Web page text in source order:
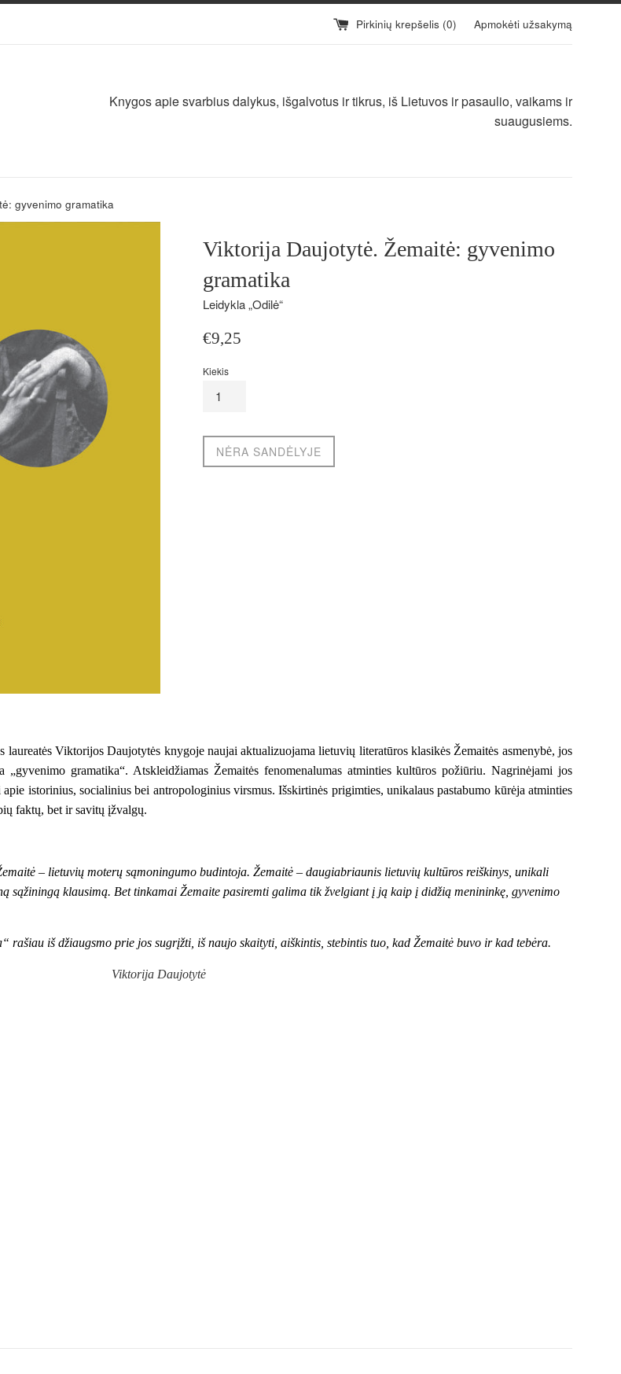
Pirkinių krepšelis (0) Apmokėti užsakymą
Knygos apie svarbius dalykus, išgalvotus ir tikrus, iš Lietuvos ir pasaulio, vaikams ir
suaugusiems.
gyvenimo gramatika
Viktorija Daujotytė. Žemaitė: gyvenimo
gramatika
Leidykla „Odilė“
Įprasta
€9,25
Kiekis
NĖRA SANDĖLYJE
laureatės Viktorijos Daujotytės knygoje naujai aktualizuojama lietuvių literatūros klasikės Žemaitės asmenybė, jos
„gyvenimo gramatika“. Atskleidžiamas Žemaitės fenomenalumas atminties kultūros požiūriu. Nagrinėjami jos
istorinius, socialinius bei antropologinius virsmus. Išskirtinės prigimties, unikalaus pastabumo kūrėja atminties
faktų, bet ir savitų įžvalgų.
– lietuvių moterų sąmoningumo budintoja. Žemaitė – daugiabriaunis lietuvių kultūros reiškinys, unikali
sąžiningą klausimą. Bet tinkamai Žemaite pasiremti galima tik žvelgiant į ją kaip į didžią menininkę, gyvenimo
rašiau iš džiaugsmo prie jos sugrįžti, iš naujo skaityti, aiškintis, stebintis tuo, kad Žemaitė buvo ir kad tebėra.
Viktorija Daujotytė